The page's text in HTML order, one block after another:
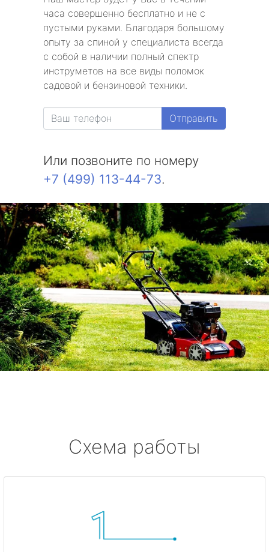
часа совершенно бесплатно и не с
пустыми руками. Благодаря большому
опыту за спиной у специалиста всегда
с собой в наличии полный спектр
инструметов на все виды поломок
садовой и бензиновой техники.
Отправить
Или позвоните по номеру
+7 (499) 113-44-73.
Схема работы